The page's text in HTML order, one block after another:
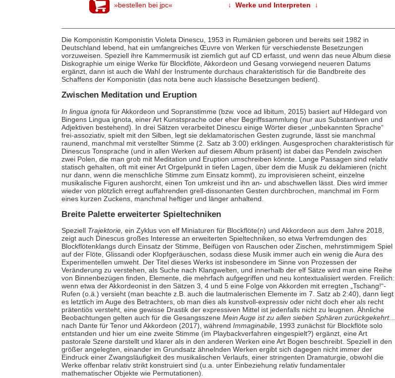
»bestellen bei jpc« ↓ Werke und Interpreten ↓
Die Komponistin Komponistin Violeta Dinescu, 1953 in Rumänien geboren und bereits seit 1982 in
Deutschland lebend, hat ein umfangreiches Œuvre von Werken für verschiedenste Besetzungen
vorzuweisen. Speziell ihre Kammermusik ist ziemlich gut auf CD erfasst, und wenn das neue Album diese
Diskographie um einige Werke für Blockflöte, Akkordeon und Gesang vorwiegend neueren Datums
ergänzt, dann ist auch die Wahl der Instrumente durchaus charakteristisch für die Bandbreite des
Schaffens der Komponistin (das nota bene auch klassische Besetzungen bedient).
Zwischen Meditation und Eruption
In lingua ignota für Akkordeon und Sopranstimme (bzw. voce ad libitum, 2015) basiert auf Hildegard von
Bingens Lingua ignota, einer Art Kunstsprache oder eher Begriffssammlung (nur aus Substantiven und
Adjektiven bestehend). In drei Sätzen verarbeitet Dinescu einige Wörter dieser „unbekannten Sprache“
frei-assoziativ, spielt mit den Silben, legt sie deklamatorischen Gesten zugrunde, lässt sie manchmal
raunend, manchmal mit verstellter Stimme (2. Satz ab 3:00) erklingen. Ausgesprochen charakteristisch für
Dinescus Tonsprache (und in allen Werken auf diesem Album präsent) ist dabei das Pendeln zwischen
zwei Polen, die man grob mit Meditation und Eruption umschreiben könnte. Lange Passagen sind relativ
statisch gehalten, oft mit einer Art Orgelpunkt in tiefen Lagen, über dem die Musik zu deklamieren (nicht
nur dann, wenn die menschliche Stimme zum Einsatz kommt), zu improvisieren scheint, einzelne
musikalische Figuren aushorcht, einen Ton umkreist und ihn an- und abschwellen lässt. Dies wird immer
wieder von plötzlich erregt auffahrenden grell-dissonanten Gesten durchbrochen, manchmal im Form
eines kurzen Zuckens, manchmal heftiger und länger anhaltend.
Breite Palette erweiterter Spieltechniken
Speziell Trajektorie, ein Zyklus von elf Miniaturen für Blockflöte(n) und Akkordeon aus dem Jahre 2018,
zeigt auch Dinescus großes Interesse an erweiterten Spieltechniken, so etwa Verfremdungen des
Blockflötenklangs durch Einsatz der Stimme, Beifügen von Rauschen oder Zischen, mehrstimmigem Spiel
auf der Flöte, Glissandi oder Klopfgeräuschen, sodass diese Musik immer auch ein wenig die Aura des
Experimentellen umweht. Der Titel dieses Werks ist insbesondere im Sinne von Prozessen der
Veränderung zu verstehen, als Suche nach Klangwelten, und innerhalb der elf Sätze wird man eine Reihe
von Binnenbezügen finden, Elemente, die mehrfach aufgegriffen und neu kontextualisiert werden. Freilich:
wenn etwa der Akkordeonist in den Sätzen 3, 4 und 5 eine Folge von Akkorden mit erregten „Tschang!“-
Rufen (o.ä.) versieht (man beachte z.B. auch die lautmalerischen Elemente im 7. Satz ab 2:40), dann liegt
es letztlich im Auge des Betrachters, ob man dies als kunstvoll-expressiv oder nicht doch eher als recht
prätentiös versteht, eine gewisse Drastik der expressiven Mittel ist jedenfalls nicht zu leugnen. Ähnliche
Beobachtungen gelten auch für die Gesangsszene Mein Auge ist zu allen sieben Sphären zurückgekehrt...
nach Dante für Tenor und Akkordeon (2017), während Immaginabile, 1993 zunächst für Blockflöte solo
entstanden und hier um eine zweite Stimme (im Playbackverfahren eingespielt?) ergänzt, eine Art
pastorale Szene darstellt und klarer als in den anderen Werken eine Art Bogen beschreibt. Speziell in den
größer angelegten, einander im Grundsatz ähnelnden Werken ergibt sich dagegen nicht immer der
Eindruck einer Zwangsläufigkeit des musikalischen Verlaufs, einer stringenten Dramaturgie, obwohl die
Werke offenbar relativ strikt konstruiert sind (u.a. unter Einbeziehung relativ fundamentaler
mathematischer Objekte wie Permutationen).